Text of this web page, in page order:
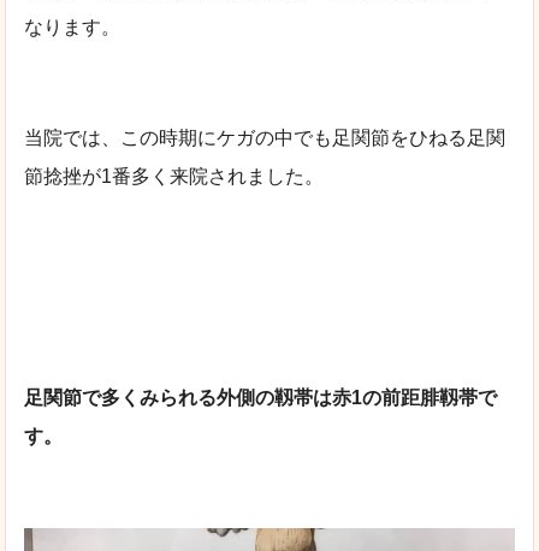
なります。
当院では、この時期にケガの中でも足関節をひねる足関
節捻挫が1番多く来院されました。
足関節で多くみられる外側の靱帯は赤1の前距腓靱帯で
す。